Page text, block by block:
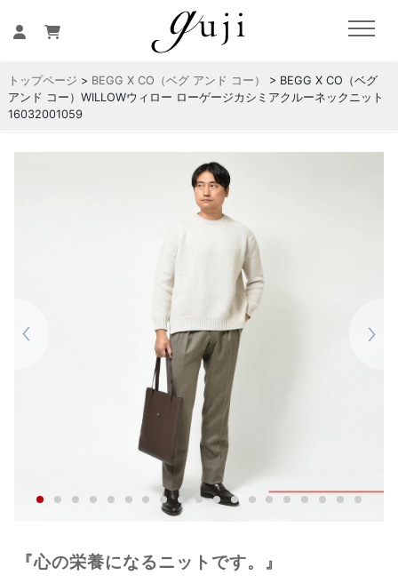
トップページ > BEGG X CO（ベグ アンド コー）
> BEGG X CO（ベグ
アンド コー）WILLOWウィロー ローゲージカシミアクルーネックニット
16032001059
『心の栄養になるニットです。』